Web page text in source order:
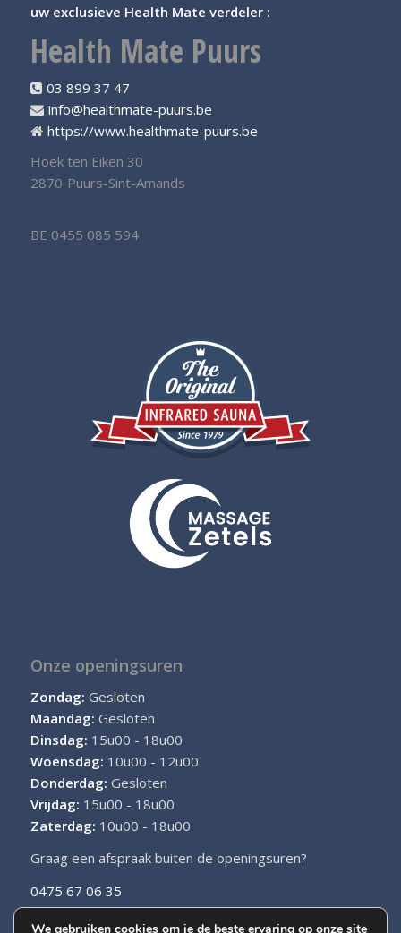
uw exclusieve Health Mate verdeler :
Health Mate Puurs
03 899 37 47
info@healthmate-puurs.be
https://www.healthmate-puurs.be
Hoek ten Eiken 30
2870 Puurs-Sint-Amands
BE 0455 085 594
Onze openingsuren
Zondag: Gesloten
Maandag: Gesloten
Dinsdag: 15u00 - 18u00
Woensdag: 10u00 - 12u00
Donderdag: Gesloten
Vrijdag: 15u00 - 18u00
Zaterdag: 10u00 - 18u00
Graag een afspraak buiten de openingsuren?
0475 67 06 35
We gebruiken cookies om je de beste ervaring op onze site